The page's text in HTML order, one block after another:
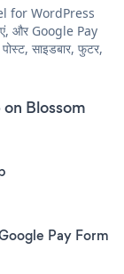
for WordPress
और Google Pay
साइडबार, फुटर,
Blossom
Pay Form